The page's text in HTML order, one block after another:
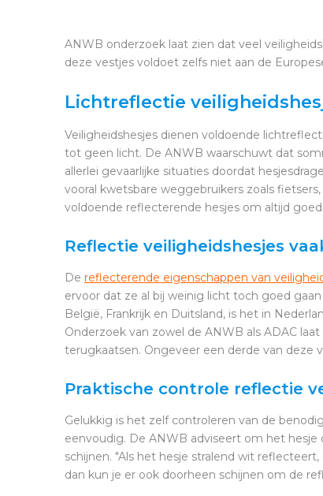
ANWB onderzoek laat zien dat veel
deze vestjes voldoet zelfs niet aan de
Lichtreflectie
Veiligheidshesjes dienen voldoende
tot geen licht. De ANWB waarschuwt dat
allerlei gevaarlijke situaties doordat
vooral kwetsbare weggebruikers zoals
voldoende reflecterende hesjes om altijd
Reflectie veiligheidshesjes
De reflecterende eigenschappen van
ervoor dat ze al bij weinig licht toch goed
België, Frankrijk en Duitsland, is het in
Onderzoek van zowel de ANWB als ADAC
terugkaatsen. Ongeveer een derde van deze
Praktische controle reflectie
Gelukkig is het zelf controleren van de
eenvoudig. De ANWB adviseert om het
schijnen. "Als het hesje stralend wit
dan kun je er ook doorheen schijnen om de